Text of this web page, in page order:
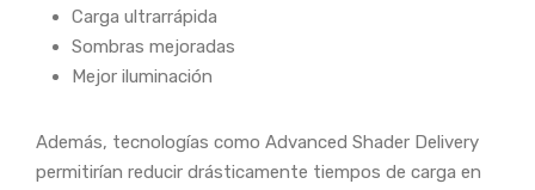
Carga ultrarrápida
Sombras mejoradas
Mejor iluminación
Además, tecnologías como Advanced Shader Delivery
permitirían reducir drásticamente tiempos de carga en